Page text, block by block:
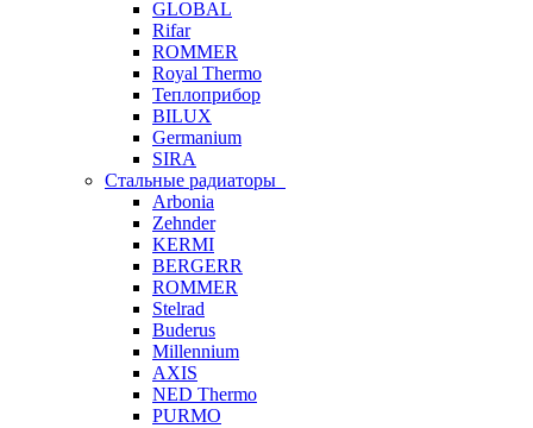
GLOBAL
Rifar
ROMMER
Royal Thermo
Теплоприбор
BILUX
Germanium
SIRA
Стальные радиаторы
Arbonia
Zehnder
KERMI
BERGERR
ROMMER
Stelrad
Buderus
Millennium
AXIS
NED Thermo
PURMO